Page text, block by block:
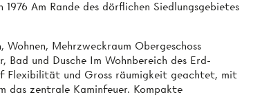
Am Rande des dörflichen Siedlungsgebietes
Wohnen, Mehrzweckraum Obergeschoss
Bad und Dusche Im Wohnbereich des Erd­
Flexibilität und Gross­ räumigkeit geachtet, mit
das zentrale Kaminfeuer. Kompakte